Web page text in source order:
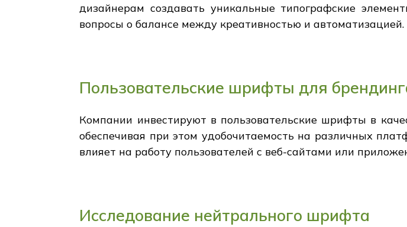
дизайнерам создавать уникальные типографские
вопросы о балансе между креативностью и автоматизацией.
Пользовательские шрифты для
Компании инвестируют в пользовательские шрифты в
обеспечивая при этом удобочитаемость на различных
влияет на работу пользователей с веб-сайтами или
Исследование нейтрального шрифта